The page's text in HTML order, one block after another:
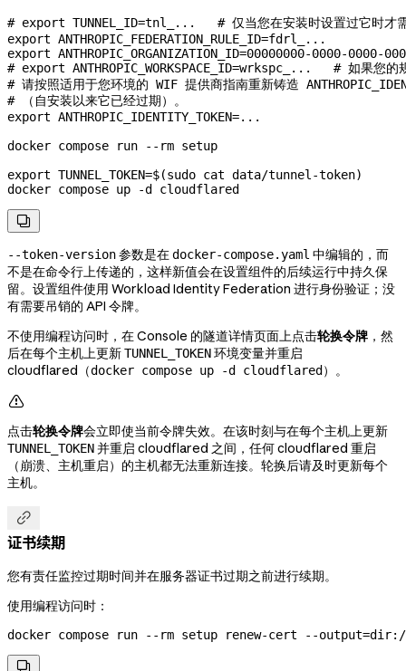
# export TUNNEL_ID=tnl_...   # 仅当您在安装时设置过它时才
export ANTHROPIC_FEDERATION_RULE_ID=fdrl_
...
export ANTHROPIC_ORGANIZATION_ID=00000000-0000-0000-
# export ANTHROPIC_WORKSPACE_ID=wrkspc_...   # 如果您的
# 请按照适用于您环境的 WIF 提供商指南重新铸造
# （自安装以来它已经过期）。
export ANTHROPIC_IDENTITY_TOKEN=...
docker compose run --rm setup
export TUNNEL_TOKEN=$(sudo cat data/tunnel-token)
docker compose up -d cloudflared

--token-version参数是在docker-compose.yaml 中编辑的，而
不是在命令行上传递的，这样新值会在设置组件的后续运行中持久保
留。设置组件使用 Workload Identity Federation 进行身份验证；没
有需要吊销的 API 令牌。
不使用编程访问时，在 Console 的隧道详情页面上点击轮换令牌 ，然
后在每个主机上更新TUNNEL_TOKEN环境变量并重启
cloudflared（docker compose up -d cloudflared ）。

点击轮换令牌会立即使当前令牌失效。在该时刻与在每个主机上更新
TUNNEL_TOKEN并重启 cloudflared 之间，任何 cloudflared 重启
（崩溃、主机重启）的主机都无法重新连接。轮换后请及时更新每个
主机。

证书续期
您有责任监控过期时间并在服务器证书过期之前进行续期。
使用编程访问时：
docker compose run --rm setup renew-cert --output=dir:/
